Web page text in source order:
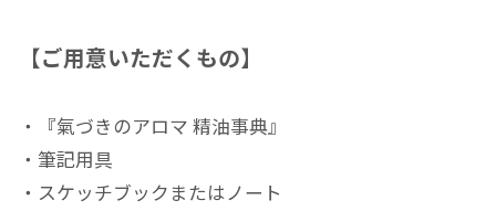
【ご用意いただくもの】
・『氣づきのアロマ 精油事典』
・筆記用具
・スケッチブックまたはノート